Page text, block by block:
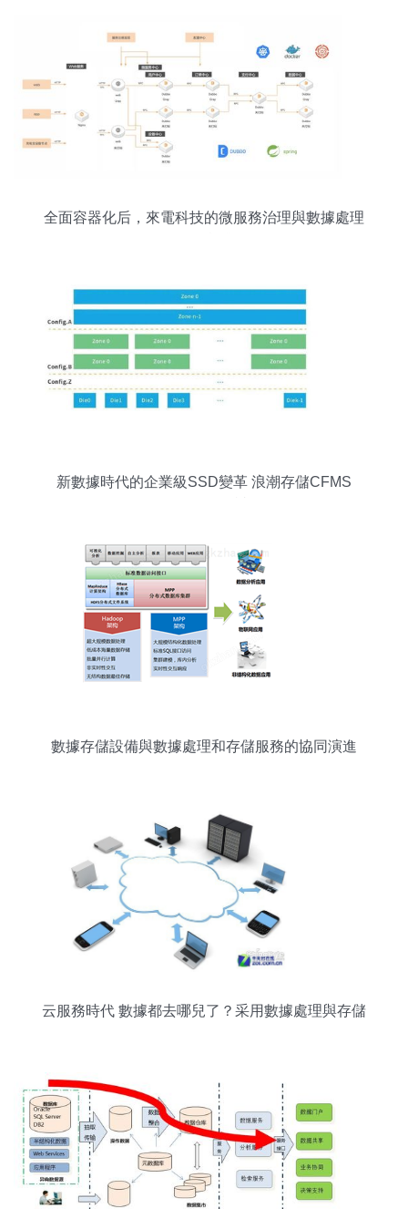
全面容器化后，來電科技的微服務治理與數據處理
新數據時代的企業級SSD變革 浪潮存儲CFMS
數據存儲設備與數據處理和存儲服務的協同演進
云服務時代 數據都去哪兒了？采用數據處理與存儲